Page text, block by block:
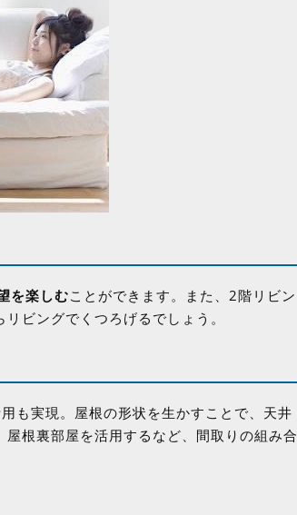
を楽しむことができます。また、2階リビン
ビングでくつろげるでしょう。
も実現。屋根の形状を生かすことで、天井
根裏部屋を活用するなど、間取りの組み合